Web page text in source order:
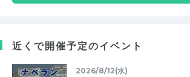
近くで開催予定のイベント
2026/8/12(水)